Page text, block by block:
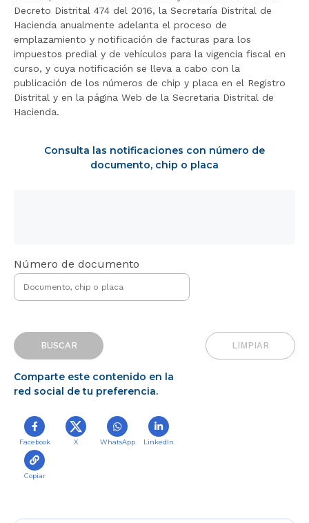
Decreto Distrital 474 del 2016, la Secretaría Distrital de
Hacienda anualmente adelanta el proceso de
emplazamiento y notificación de facturas para los
impuestos predial y de vehículos para la vigencia fiscal en
curso, y cuya notificación se lleva a cabo con la
publicación de los números de chip y placa en el Registro
Distrital y en la página Web de la Secretaria Distrital de
Hacienda.
Consulta las notificaciones con número de
documento, chip o placa
Número de documento
BUSCAR LIMPIAR
Comparte este contenido en la
red social de tu preferencia.
Facebook X WhatsApp LinkedIn
Copiar